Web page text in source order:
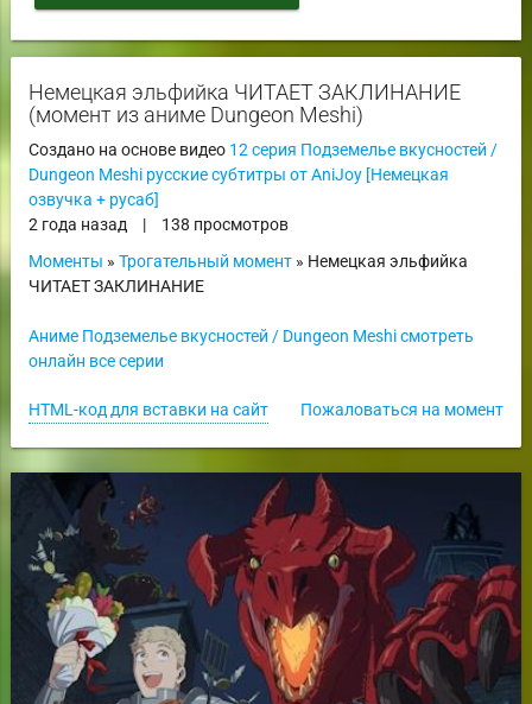
Немецкая эльфийка ЧИТАЕТ ЗАКЛИНАНИЕ
(момент из аниме Dungeon Meshi)
Создано на основе видео 12 серия Подземелье вкусностей /
Dungeon Meshi русские субтитры от AniJoy [Немецкая
озвучка + русаб]
2 года назад
|
138 просмотров
Моменты » Трогательный момент» Немецкая эльфийка
ЧИТАЕТ ЗАКЛИНАНИЕ
Аниме Подземелье вкусностей / Dungeon Meshi смотреть
онлайн все серии
Пожаловаться на момент
HTML-код для вставки на сайт